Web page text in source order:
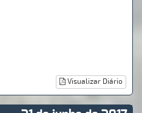
Visualizar Diário